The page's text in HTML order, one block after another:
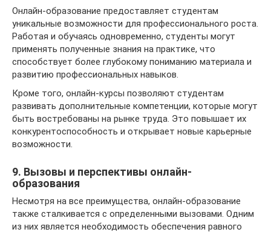
Онлайн-образование предоставляет студентам
уникальные возможности для профессионального роста.
Работая и обучаясь одновременно, студенты могут
применять полученные знания на практике, что
способствует более глубокому пониманию материала и
развитию профессиональных навыков.
Кроме того, онлайн-курсы позволяют студентам
развивать дополнительные компетенции, которые могут
быть востребованы на рынке труда. Это повышает их
конкурентоспособность и открывает новые карьерные
возможности.
9. Вызовы и перспективы онлайн-
образования
Несмотря на все преимущества, онлайн-образование
также сталкивается с определенными вызовами. Одним
из них является необходимость обеспечения равного